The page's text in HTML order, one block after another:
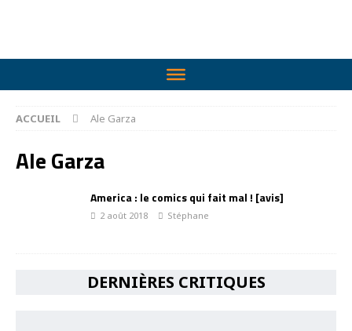
ACCUEIL Ale Garza
Ale Garza
America : le comics qui fait mal ! [avis]
2 août 2018 Stéphane
DERNIÈRES CRITIQUES